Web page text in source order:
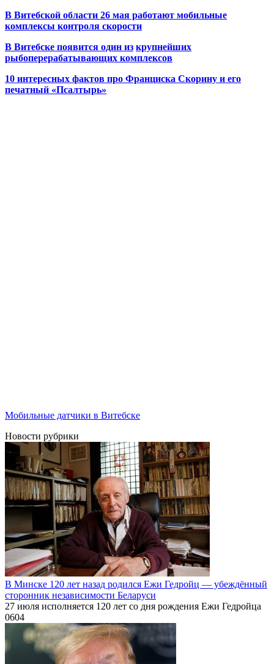
В Витебской области 26 мая работают мобильные
комплексы контроля скорости
В Витебске появится один из крупнейших
рыбоперерабатывающих комплексов
10 интересных фактов про Франциска Скорину и его
печатный «Псалтырь»
Мобильные датчики в Витебске
Новости рубрики
В Минске 120 лет назад родился Ежи Гедройц — убеждённый
сторонник независимости Беларуси
27 июля исполняется 120 лет со дня рождения Ежи Гедройца
0604